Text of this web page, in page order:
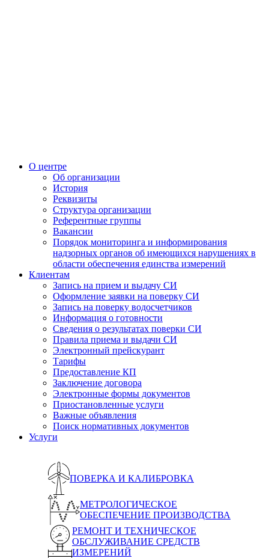
О центре
Об организации
История
Реквизиты
Структура организации
Референтные группы
Вакансии
Порядок мониторинга и информирования
надзорных органов об имеющихся нарушениях в
области обеспечения единства измерений
Клиентам
Запись на прием и выдачу СИ
Оформление заявки на поверку СИ
Запись на поверку водосчетчиков
Информация о готовности
Сведения о результатах поверки СИ
Правила приема и выдачи СИ
Электронный прейскурант
Тарифы
Предоставление КП
Заключение договора
Электронные формы документов
Приостановленные услуги
Важные объявления
Поиск нормативных документов
Услуги
ПОВЕРКА И КАЛИБРОВКА
МЕТРОЛОГИЧЕСКОЕ
ОБЕСПЕЧЕНИЕ ПРОИЗВОДСТВА
РЕМОНТ И ТЕХНИЧЕСКОЕ
ОБСЛУЖИВАНИЕ СРЕДСТВ
ИЗМЕРЕНИЙ